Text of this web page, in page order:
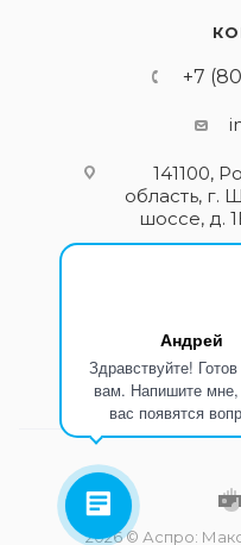
Андрей
Здравствуйте!
вам. Напишите
вас появятся
+7
141100,
область, г.
шоссе, д.
2026 © Аспро: